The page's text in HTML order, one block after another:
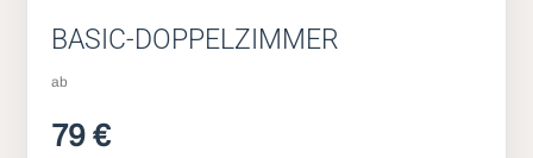
BASIC-DOPPELZIMMER
ab
79 €